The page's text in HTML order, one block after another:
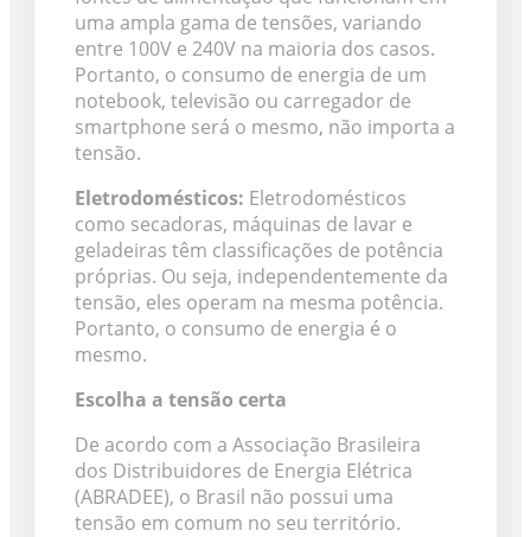
uma ampla gama de tensões, variando
entre 100V e 240V na maioria dos casos.
Portanto, o consumo de energia de um
notebook, televisão ou carregador de
smartphone será o mesmo, não importa a
tensão.
Eletrodomésticos: Eletrodomésticos
como secadoras, máquinas de lavar e
geladeiras têm classificações de potência
próprias. Ou seja, independentemente da
tensão, eles operam na mesma potência.
Portanto, o consumo de energia é o
mesmo.
Escolha a tensão certa
De acordo com a Associação Brasileira
dos Distribuidores de Energia Elétrica
(ABRADEE), o Brasil não possui uma
tensão em comum no seu território.